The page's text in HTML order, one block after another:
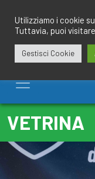
contenuto
VETRINA
Utilizziamo i cookie
Tuttavia, puoi
Gestisci Cookie